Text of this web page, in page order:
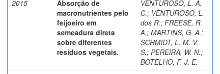
2015
Absorção de
macronutrientes pelo
feijoeiro em
semeadura direta
sobre diferentes
resíduos vegetais.
VENTUROSO, L. A.
C.; VENTUROSO, L.
dos R.; FREESE, R.
A.; MARTINS, G. A.;
SCHMIDT, L. M. V.
S.; PEREIRA, W. N.;
BOTELHO, F. J. E.